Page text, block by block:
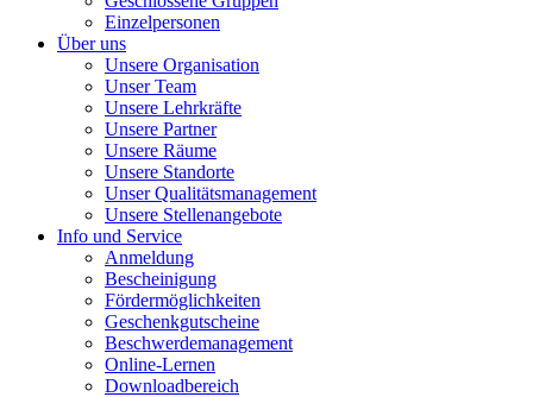
Einzelpersonen
Über uns
Unsere Organisation
Unser Team
Unsere Lehrkräfte
Unsere Partner
Unsere Räume
Unsere Standorte
Unser Qualitätsmanagement
Unsere Stellenangebote
Info und Service
Anmeldung
Bescheinigung
Fördermöglichkeiten
Geschenkgutscheine
Beschwerdemanagement
Online-Lernen
Downloadbereich